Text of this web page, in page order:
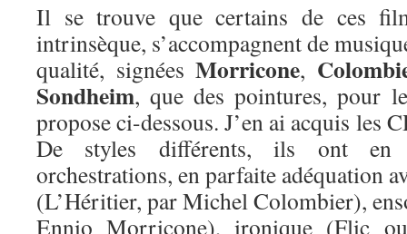
Il se trouve que certains de ces
intrinsèque, s’accompagnent de
qualité, signées Morricone,
Sondheim, que des pointures, pour
propose ci-dessous. J’en ai acquis les
De styles différents, ils ont en
orchestrations, en parfaite adéquation
(L’Héritier, par Michel Colombier),
Ennio Morricone), ironique (Flic